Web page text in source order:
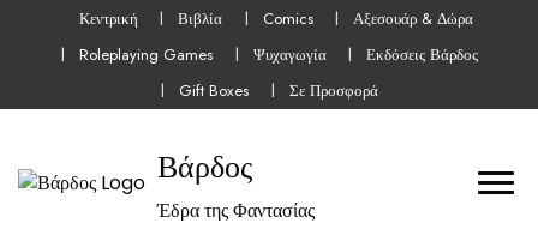
Κεντρική Βιβλία Comics
Αξεσουάρ & Δώρα
Roleplaying Games
Ψυχαγωγία
Εκδόσεις Βάρδος
Gift Boxes
Σε Προσφορά
Βάρδος
Έδρα της Φαντασίας